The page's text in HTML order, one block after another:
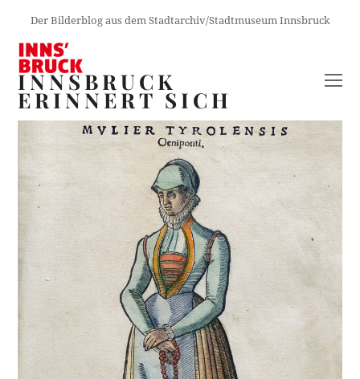
Der Bilderblog aus dem Stadtarchiv/Stadtmuseum Innsbruck
INNSBRUCK
ERINNERT SICH